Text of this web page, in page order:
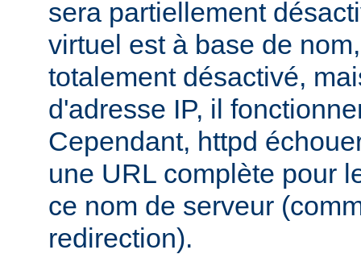
sera partiellement
virtuel est à base de
totalement désactivé,
d'adresse IP, il
Cependant, httpd
une URL complète pour
ce nom de serveur
redirection).